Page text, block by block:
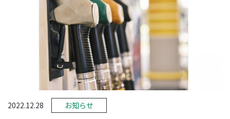
2022.12.28 お知らせ